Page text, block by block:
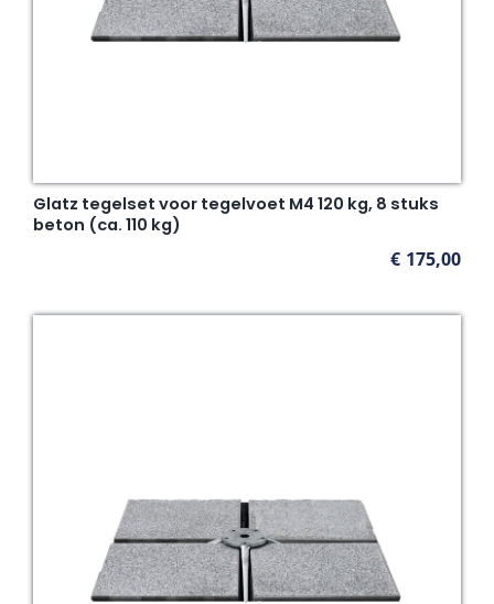
Glatz tegelset voor tegelvoet M4 120 kg, 8 stuks
beton (ca. 110 kg)
€ 175,00